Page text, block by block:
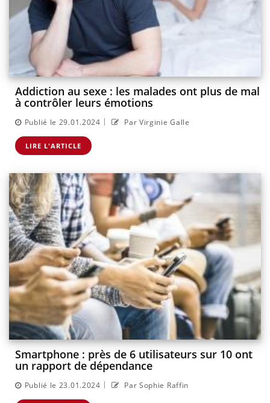
Addiction au sexe : les malades ont plus de mal
à contrôler leurs émotions
Publié le 29.01.2024 | Par Virginie Galle
LIRE L'ARTICLE
Smartphone : près de 6 utilisateurs sur 10 ont
un rapport de dépendance
Publié le 23.01.2024 | Par Sophie Raffin